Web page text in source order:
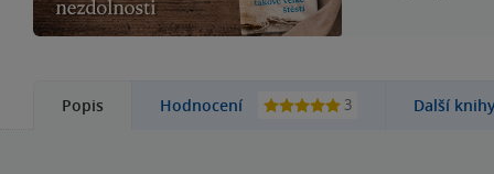
Popis Hodnocení 3 Další